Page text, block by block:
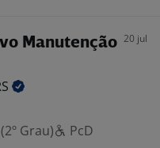
Manutenção 20 jul
Grau)
PcD